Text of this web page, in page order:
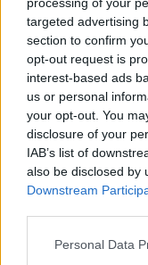
targeted advertising
section to confirm
opt-out request is
interest-based ads
us or personal
your opt-out. You
disclosure of your
IAB’s list of
also be disclosed by
Downstream
Personal Data